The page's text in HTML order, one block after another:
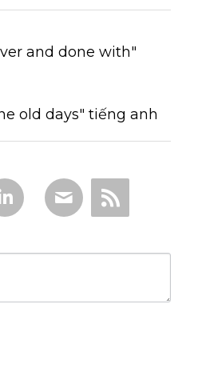
and done with"
old days" tiếng anh